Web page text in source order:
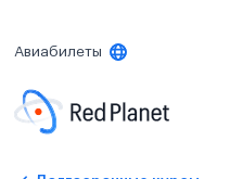
Авиабилеты